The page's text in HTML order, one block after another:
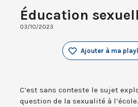
Éducation
03/10/2023
Ajouter à ma
C’est sans conteste le sujet
question de la sexualité à